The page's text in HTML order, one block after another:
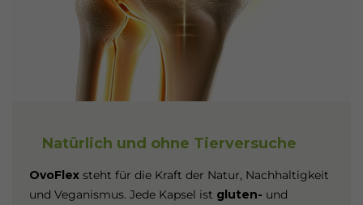
Natürlich und ohne Tierversuche
OvoFlexsteht für die Kraft der Natur, Nachhaltigkeit
und Veganismus. Jede Kapsel ist gluten- und